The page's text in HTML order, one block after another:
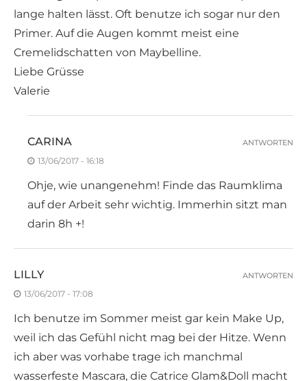
lange halten lässt. Oft benutze ich sogar nur den
Primer. Auf die Augen kommt meist eine
Cremelidschatten von Maybelline.
Liebe Grüsse
Valerie
CARINA
13/06/2017 - 16:18
Ohje, wie unangenehm! Finde das Raumklima
auf der Arbeit sehr wichtig. Immerhin sitzt man
darin 8h +!
ANTWORTEN
LILLY
13/06/2017 - 17:08
Ich benutze im Sommer meist gar kein Make Up,
weil ich das Gefühl nicht mag bei der Hitze. Wenn
ich aber was vorhabe trage ich manchmal
wasserfeste Mascara, die Catrice Glam&Doll macht
ANTWORTEN